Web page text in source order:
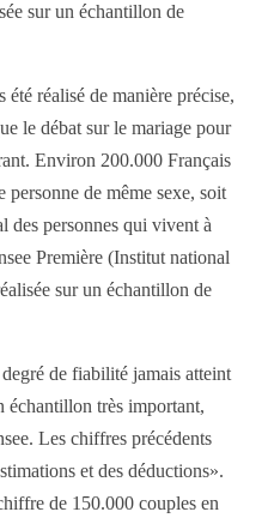
sur un échantillon de
été réalisé de manière précise,
le débat sur le mariage pour
Environ 200.000 Français
personne de même sexe, soit
des personnes qui vivent à
Première (Institut national
sur un échantillon de
de fiabilité jamais atteint
échantillon très important,
Les chiffres précédents
et des déductions».
de 150.000 couples en